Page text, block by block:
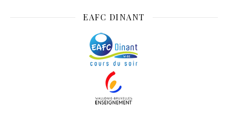
EAFC DINANT